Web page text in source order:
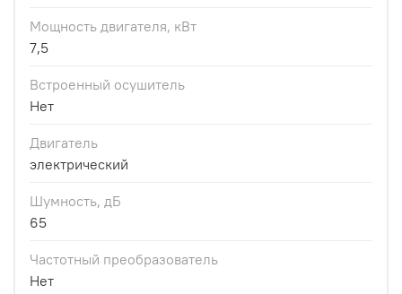
Мощность двигателя, кВт
7,5
Встроенный осушитель
Нет
Двигатель
электрический
Шумность, дБ
65
Частотный преобразователь
Нет